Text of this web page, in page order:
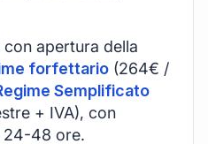
con apertura della
forfettario (264€ /
Semplificato
+ IVA), con
24-48 ore.